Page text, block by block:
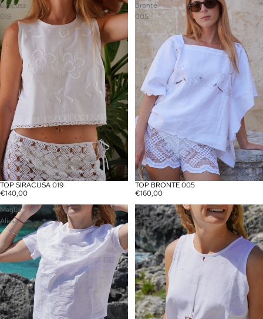
Siracusa
019
TOP SIRACUSA 019
€140,00
Bronte
005
TOP BRONTE 005
€160,00
Maglia
Alissa
Top
Siracusa
012